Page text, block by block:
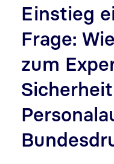
Einstieg
Frage:
zum